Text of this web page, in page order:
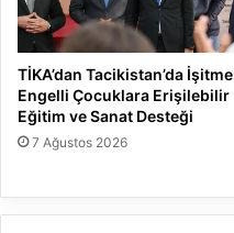
TİKA’dan Tacikistan’da İşitme
Engelli Çocuklara Erişilebilir
Eğitim ve Sanat Desteği
7 Ağustos 2026